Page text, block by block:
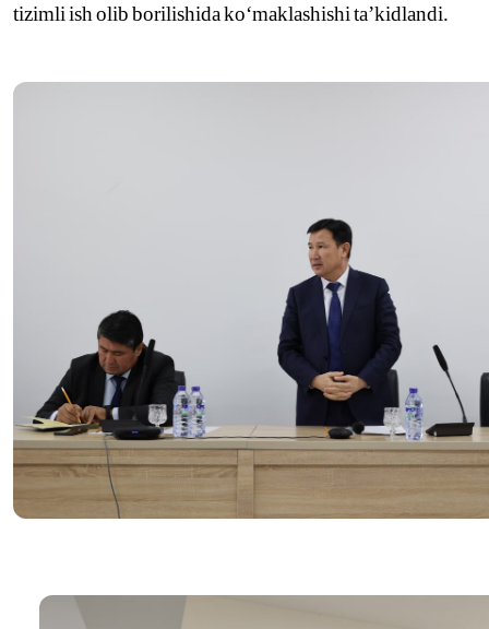
tizimliisholibborilishidako‘maklashishita’kidlandi.